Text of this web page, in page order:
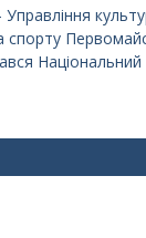
спорту